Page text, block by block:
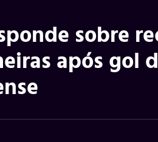
sobre
após gol